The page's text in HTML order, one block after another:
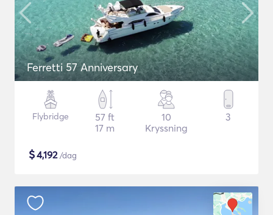
Ferretti 57 Anniversary
Flybridge
57 ft
17 m
10
Kryssning
3
$4,192/dag